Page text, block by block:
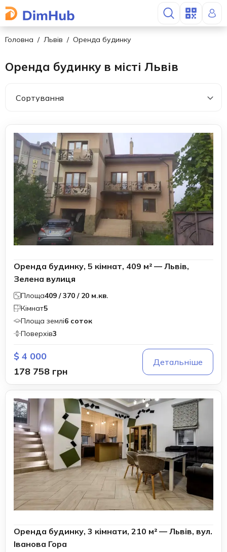
Головна Львів Оренда будинку
Оренда будинку в місті Львів
Оренда будинку, 5 кімнат, 409 м² — Львів,
Зелена вулиця
Площа409 / 370 / 20 м.кв.
Кімнат5
Площа землі6 соток
Поверхів3
$ 4 000
178 758 грн
Детальніше
Оренда будинку, 3 кімнати, 210 м² — Львів, вул.
Іванова Гора